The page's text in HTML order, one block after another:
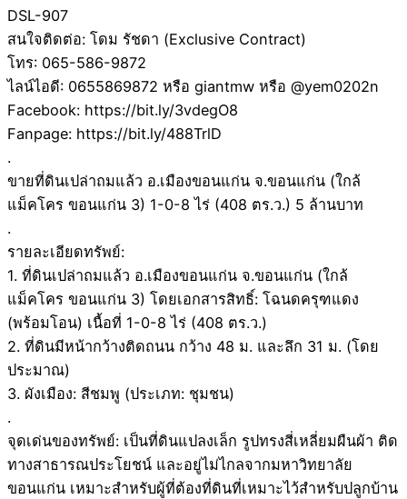
DSL-907
สนใจติดต่อ: โดม รัชดา (Exclusive Contract)
โทร: 065-586-9872
ไลน์ไอดี: 0655869872 หรือ giantmw หรือ @yem0202n
Facebook: https://bit.ly/3vdegO8
Fanpage: https://bit.ly/488TrlD
.
ขายที่ดินเปล่าถมแล้ว อ.เมืองขอนแก่น จ.ขอนแก่น (ใกล้
แม็คโคร ขอนแก่น 3) 1-0-8 ไร่ (408 ตร.ว.) 5 ล้านบาท
.
รายละเอียดทรัพย์:
1. ที่ดินเปล่าถมแล้ว อ.เมืองขอนแก่น จ.ขอนแก่น (ใกล้
แม็คโคร ขอนแก่น 3) โดยเอกสารสิทธิ์: โฉนดครุฑแดง
(พร้อมโอน) เนื้อที่ 1-0-8 ไร่ (408 ตร.ว.)
2. ที่ดินมีหน้ากว้างติดถนน กว้าง 48 ม. และลึก 31 ม. (โดย
ประมาณ)
3. ผังเมือง: สีชมพู (ประเภท: ชุมชน)
.
จุดเด่นของทรัพย์: เป็นที่ดินแปลงเล็ก รูปทรงสี่เหลี่ยมผืนผ้า ติด
ทางสาธารณประโยชน์ และอยู่ไม่ไกลจากมหาวิทยาลัย
ขอนแก่น เหมาะสำหรับผู้ที่ต้องที่ดินที่เหมาะไว้สำหรับปลูกบ้าน